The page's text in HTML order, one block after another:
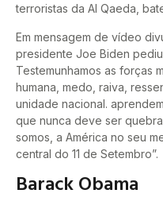
terroristas da Al Qaeda,
Em mensagem de vídeo
presidente Joe Biden
Testemunhamos as forças
humana, medo, raiva,
unidade nacional.
que nunca deve ser
somos, a América no seu
central do 11 de Setembro”.
Barack Obama